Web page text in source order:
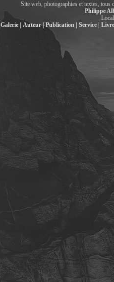
Site web, photographies et textes, tous
Philippe
Galerie | Auteur | Publication | Service |